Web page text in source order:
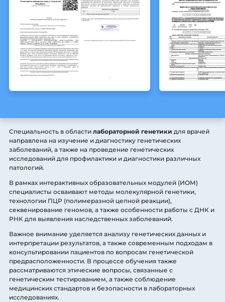
Специальность в области лабораторной генетики для врачей
направлена на изучение и диагностику генетических
заболеваний, а также на проведение генетических
исследований для профилактики и диагностики различных
патологий.
В рамках интерактивных образовательных модулей (ИОМ)
специалисты осваивают методы молекулярной генетики,
технологии ПЦР (полимеразной цепной реакции),
секвенирование геномов, а также особенности работы с ДНК и
РНК для выявления наследственных заболеваний.
Важное внимание уделяется анализу генетических данных и
интерпретации результатов, а также современным подходам в
консультировании пациентов по вопросам генетической
предрасположенности. В процессе обучения также
рассматриваются этические вопросы, связанные с
генетическим тестированием, а также соблюдение
медицинских стандартов и безопасности в лабораторных
исследованиях.